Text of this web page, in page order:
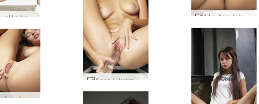
Rožu pliks bokseris #15
Anna L kremēšana notver #51
Anna L pašpārbaude #35